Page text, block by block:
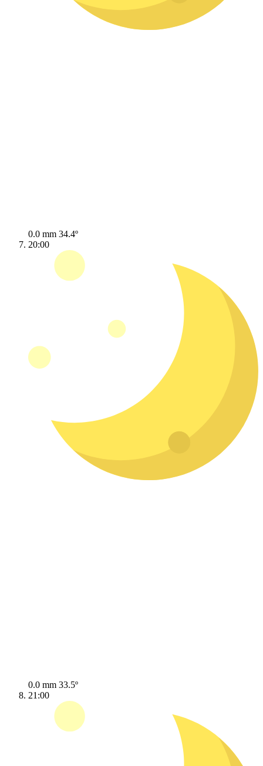
0.0 mm 34.4º
20:00
0.0 mm 33.5º
21:00